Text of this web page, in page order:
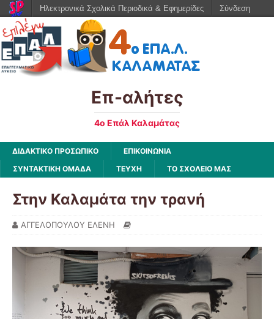
Επ-αλήτες
4ο Επάλ Καλαμάτας
ΔΙΔΑΚΤΙΚΟ ΠΡΟΣΩΠΙΚΟ
ΕΠΙΚΟΙΝΩΝΙΑ
ΣΥΝΤΑΚΤΙΚΗ ΟΜΑΔΑ
ΤΕΥΧΗ ΤΟ ΣΧΟΛΕΙΟ ΜΑΣ
Στην Καλαμάτα την τρανή
ΑΓΓΕΛΟΠΟΥΛΟΥ ΕΛΕΝΗ
Ηλεκτρονικά Σχολικά Περιοδικά & Εφημερίδες Σύνδεση